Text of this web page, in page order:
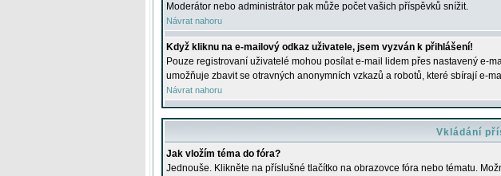
Moderátor nebo administrátor pak může počet vašich příspěvků snížit.
Návrat nahoru
Když kliknu na e-mailový odkaz uživatele, jsem vyzván k přihlášení!
Pouze registrovaní uživatelé mohou posílat e-mail lidem přes nastavený e-
umožňuje zbavit se otravných anonymních vzkazů a robotů, které sbírají e-
Návrat nahoru
Vkládání
Jak vložím téma do fóra?
Jednouše. Klikněte na příslušné tlačítko na obrazovce fóra nebo tématu.